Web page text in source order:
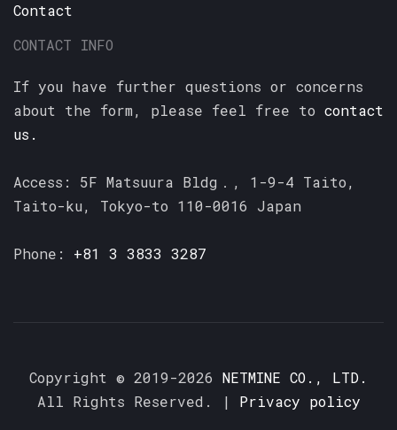
Contact
CONTACT INFO
If you have further questions or concerns
about the form, please feel free to contact
us.
Access: 5F Matsuura Bldg．, 1-9-4 Taito,
Taito-ku, Tokyo-to 110-0016 Japan
Phone: +81 3 3833 3287
Copyright © 2019-2026 NETMINE CO., LTD.
All Rights Reserved. | Privacy policy